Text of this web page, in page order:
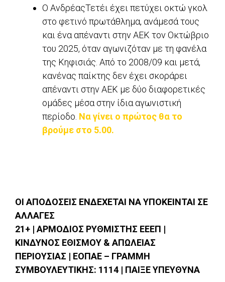
Ο ΑνδρέαςΤετέι έχει πετύχει οκτώ γκολ
στο φετινό πρωτάθλημα, ανάμεσά τους
και ένα απέναντι στην ΑΕΚ τον Οκτώβριο
του 2025, όταν αγωνιζόταν με τη φανέλα
της Κηφισιάς. Από το 2008/09 και μετά,
κανένας παίκτης δεν έχει σκοράρει
απέναντι στην ΑΕΚ με δύο διαφορετικές
ομάδες μέσα στην ίδια αγωνιστική
περίοδο. Να γίνει ο πρώτος θα το
βρούμε στο 5.00.
ΟΙ ΑΠΟΔΟΣΕΙΣ ΕΝΔΕΧΕΤΑΙ ΝΑ ΥΠΟΚΕΙΝΤΑΙ ΣΕ
ΑΛΛΑΓΕΣ
21+ | ΑΡΜΟΔΙΟΣ ΡΥΘΜΙΣΤΗΣ ΕΕΕΠ |
ΚΙΝΔΥΝΟΣ ΕΘΙΣΜΟΥ & ΑΠΩΛΕΙΑΣ
ΠΕΡΙΟΥΣΙΑΣ | ΕΟΠΑΕ – ΓΡΑΜΜΗ
ΣΥΜΒΟΥΛΕΥΤΙΚΗΣ: 1114 | ΠΑΙΞΕ ΥΠΕΥΘΥΝΑ